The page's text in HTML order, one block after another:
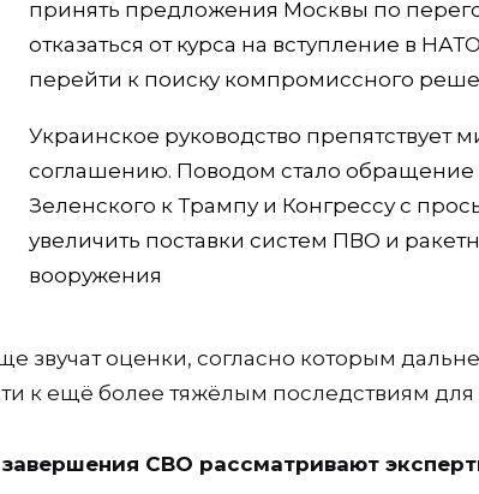
принять предложения Москвы по
отказаться от курса на вступление в
перейти к поиску компромиссного
Украинское руководство препятствует
соглашению. Поводом стало обращение
Зеленского к Трампу и Конгрессу с
увеличить поставки систем ПВО и
вооружения
звучат оценки, согласно которым
к ещё более тяжёлым последствиям
СВО рассматривают